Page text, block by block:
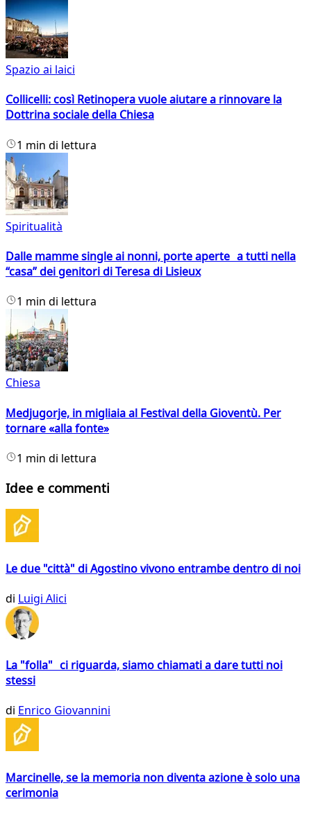
Spazio ai laici
Collicelli: così Retinopera vuole aiutare a rinnovare la
Dottrina sociale della Chiesa
1 min di lettura
Spiritualità
Dalle mamme single ai nonni, porte aperte a tutti nella
“casa” dei genitori di Teresa di Lisieux
1 min di lettura
Chiesa
Medjugorje, in migliaia al Festival della Gioventù. Per
tornare «alla fonte»
1 min di lettura
Idee e commenti
Le due "città" di Agostino vivono entrambe dentro di noi
di Luigi Alici
La "folla" ci riguarda, siamo chiamati a dare tutti noi
stessi
di Enrico Giovannini
Marcinelle, se la memoria non diventa azione è solo una
cerimonia